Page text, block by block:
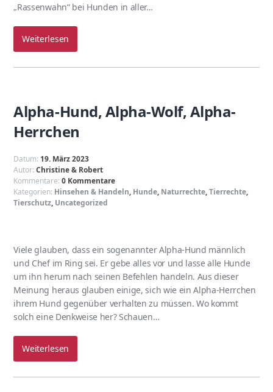
„Rassenwahn“ bei Hunden in aller…
Weiterlesen
Alpha-Hund, Alpha-Wolf, Alpha-
Herrchen
Datum: 19. März 2023
Autor:Christine & Robert
Kommentare:0 Kommentare
Kategorien: Hinsehen & Handeln, Hunde, Naturrechte,Tierrechte,
Tierschutz, Uncategorized
Viele glauben, dass ein sogenannter Alpha-Hund männlich
und Chef im Ring sei. Er gebe alles vor und lasse alle Hunde
um ihn herum nach seinen Befehlen handeln. Aus dieser
Meinung heraus glauben einige, sich wie ein Alpha-Herrchen
ihrem Hund gegenüber verhalten zu müssen. Wo kommt
solch eine Denkweise her? Schauen…
Weiterlesen